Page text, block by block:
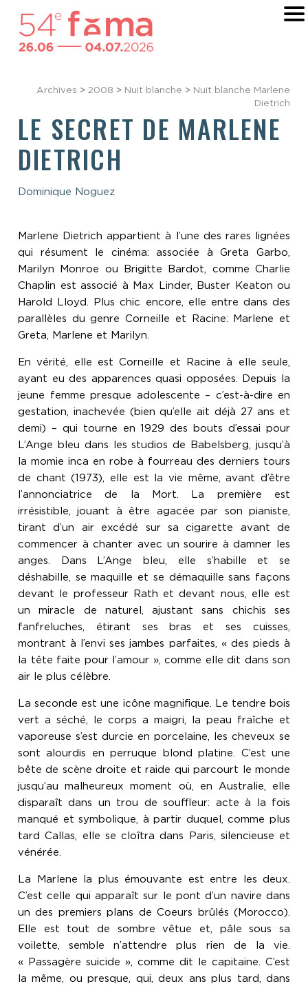
Archives > 2008 > Nuit blanche > Nuit blanche Marlene
Dietrich
LE SECRET DE MARLENE
DIETRICH
Dominique Noguez
Marlene Dietrich appartient à l’une des rares lignées
qui résument le cinéma: associée à Greta Garbo,
Marilyn Monroe ou Brigitte Bardot, comme Charlie
Chaplin est associé à Max Linder, Buster Keaton ou
Harold Lloyd. Plus chic encore, elle entre dans des
parallèles du genre Corneille et Racine: Marlene et
Greta, Marlene et Marilyn.
En vérité, elle est Corneille et Racine à elle seule,
ayant eu des apparences quasi opposées. Depuis la
jeune femme presque adolescente – c’est-à-dire en
gestation, inachevée (bien qu’elle ait déjà 27 ans et
demi) – qui tourne en 1929 des bouts d’essai pour
L’Ange bleu dans les studios de Babelsberg, jusqu’à
la momie inca en robe à fourreau des derniers tours
de chant (1973), elle est la vie même, avant d’être
l’annonciatrice de la Mort. La première est
irrésistible, jouant à être agacée par son pianiste,
tirant d’un air excédé sur sa cigarette avant de
commencer à chanter avec un sourire à damner les
anges. Dans L’Ange bleu, elle s’habille et se
déshabille, se maquille et se démaquille sans façons
devant le professeur Rath et devant nous, elle est
un miracle de naturel, ajustant sans chichis ses
fanfreluches, étirant ses bras et ses cuisses,
montrant à l’envi ses jambes parfaites, « des pieds à
la tête faite pour l’amour », comme elle dit dans son
air le plus célèbre.
La seconde est une icône magnifique. Le tendre bois
vert a séché, le corps a maigri, la peau fraîche et
vaporeuse s’est durcie en porcelaine, les cheveux se
sont alourdis en perruque blond platine. C’est une
bête de scène droite et raide qui parcourt le monde
jusqu’au malheureux moment où, en Australie, elle
disparaît dans un trou de souffleur: acte à la fois
manqué et symbolique, à partir duquel, comme plus
tard Callas, elle se cloîtra dans Paris, silencieuse et
vénérée.
La Marlene la plus émouvante est entre les deux.
C’est celle qui apparaît sur le pont d’un navire dans
un des premiers plans de Coeurs brûlés (Morocco).
Elle est tout de sombre vêtue et, pâle sous sa
voilette, semble n’attendre plus rien de la vie.
« Passagère suicide », comme dit le capitaine. C’est
la même, ou presque, qui, deux ans plus tard, dans